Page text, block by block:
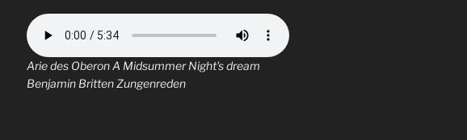
Arie des Oberon A Midsummer Night's dream
Benjamin Britten Zungenreden